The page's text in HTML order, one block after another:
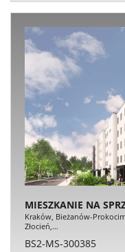
MIESZKANIE NA
Kraków, Bieżanów-
Złocień,…
BS2-MS-300385